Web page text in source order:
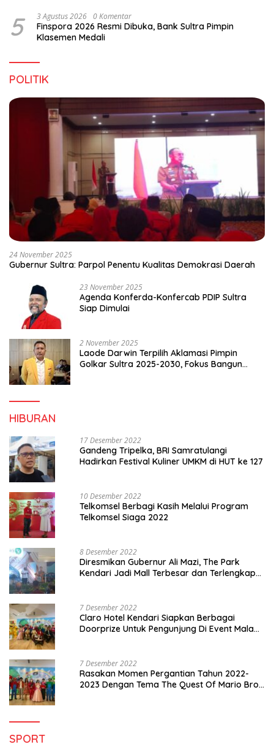
5 3 Agustus 2026 0 Komentar
Finspora 2026 Resmi Dibuka, Bank Sultra Pimpin
Klasemen Medali
POLITIK
24 November 2025
Gubernur Sultra: Parpol Penentu Kualitas Demokrasi Daerah
23 November 2025
Agenda Konferda-Konfercab PDIP Sultra
Siap Dimulai
2 November 2025
Laode Darwin Terpilih Aklamasi Pimpin
Golkar Sultra 2025-2030, Fokus Bangun
HIBURAN
17 Desember 2022
Gandeng Tripelka, BRI Samratulangi
Hadirkan Festival Kuliner UMKM di HUT ke 127
10 Desember 2022
Telkomsel Berbagi Kasih Melalui Program
Telkomsel Siaga 2022
8 Desember 2022
Diresmikan Gubernur Ali Mazi, The Park
Kendari Jadi Mall Terbesar dan Terlengkap
7 Desember 2022
Claro Hotel Kendari Siapkan Berbagai
Doorprize Untuk Pengunjung Di Event Malam
7 Desember 2022
Rasakan Momen Pergantian Tahun 2022-
2023 Dengan Tema The Quest Of Mario Bros
SPORT